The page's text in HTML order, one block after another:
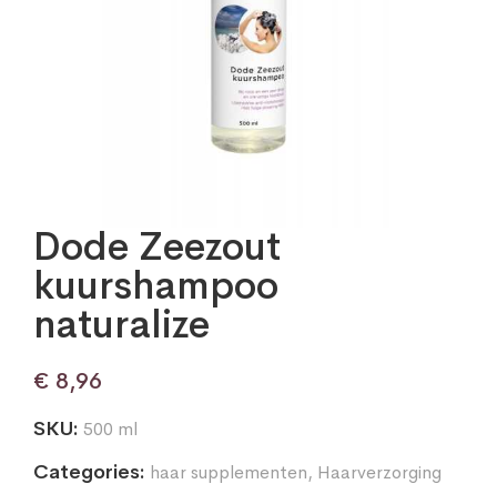
Dode Zeezout
kuurshampoo
naturalize
€ 8,96
SKU: 500 ml
Categories: haar supplementen, Haarverzorging